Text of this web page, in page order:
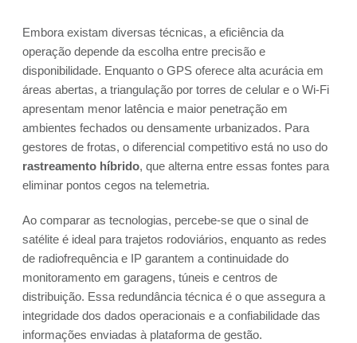
Embora existam diversas técnicas, a eficiência da
operação depende da escolha entre precisão e
disponibilidade. Enquanto o GPS oferece alta acurácia em
áreas abertas, a triangulação por torres de celular e o Wi-Fi
apresentam menor latência e maior penetração em
ambientes fechados ou densamente urbanizados. Para
gestores de frotas, o diferencial competitivo está no uso do
rastreamento híbrido, que alterna entre essas fontes para
eliminar pontos cegos na telemetria.
Ao comparar as tecnologias, percebe-se que o sinal de
satélite é ideal para trajetos rodoviários, enquanto as redes
de radiofrequência e IP garantem a continuidade do
monitoramento em garagens, túneis e centros de
distribuição. Essa redundância técnica é o que assegura a
integridade dos dados operacionais e a confiabilidade das
informações enviadas à plataforma de gestão.